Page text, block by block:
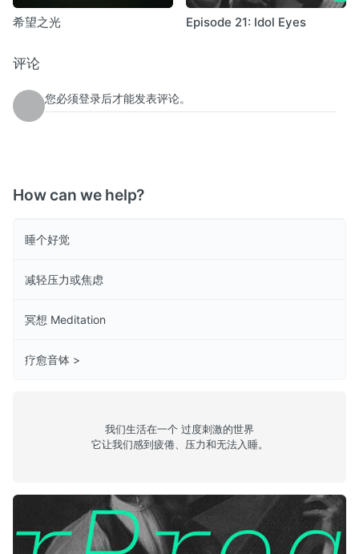
希望之光 Episode 21: Idol Eyes
评论
您必须登录后才能发表评论。
How can we help?
睡个好觉
减轻压力或焦虑
冥想 Meditation
疗愈音钵 >
我们生活在一个 过度刺激的世界
它让我们感到疲倦、压力和无法入睡。